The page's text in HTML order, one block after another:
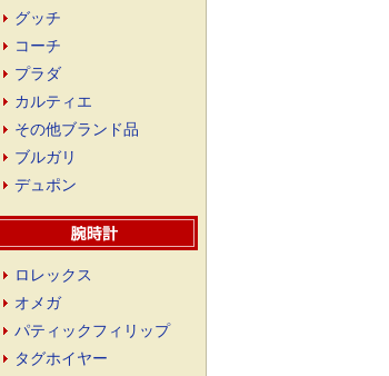
グッチ
コーチ
プラダ
カルティエ
その他ブランド品
ブルガリ
デュポン
ロレックス
オメガ
パティックフィリップ
タグホイヤー